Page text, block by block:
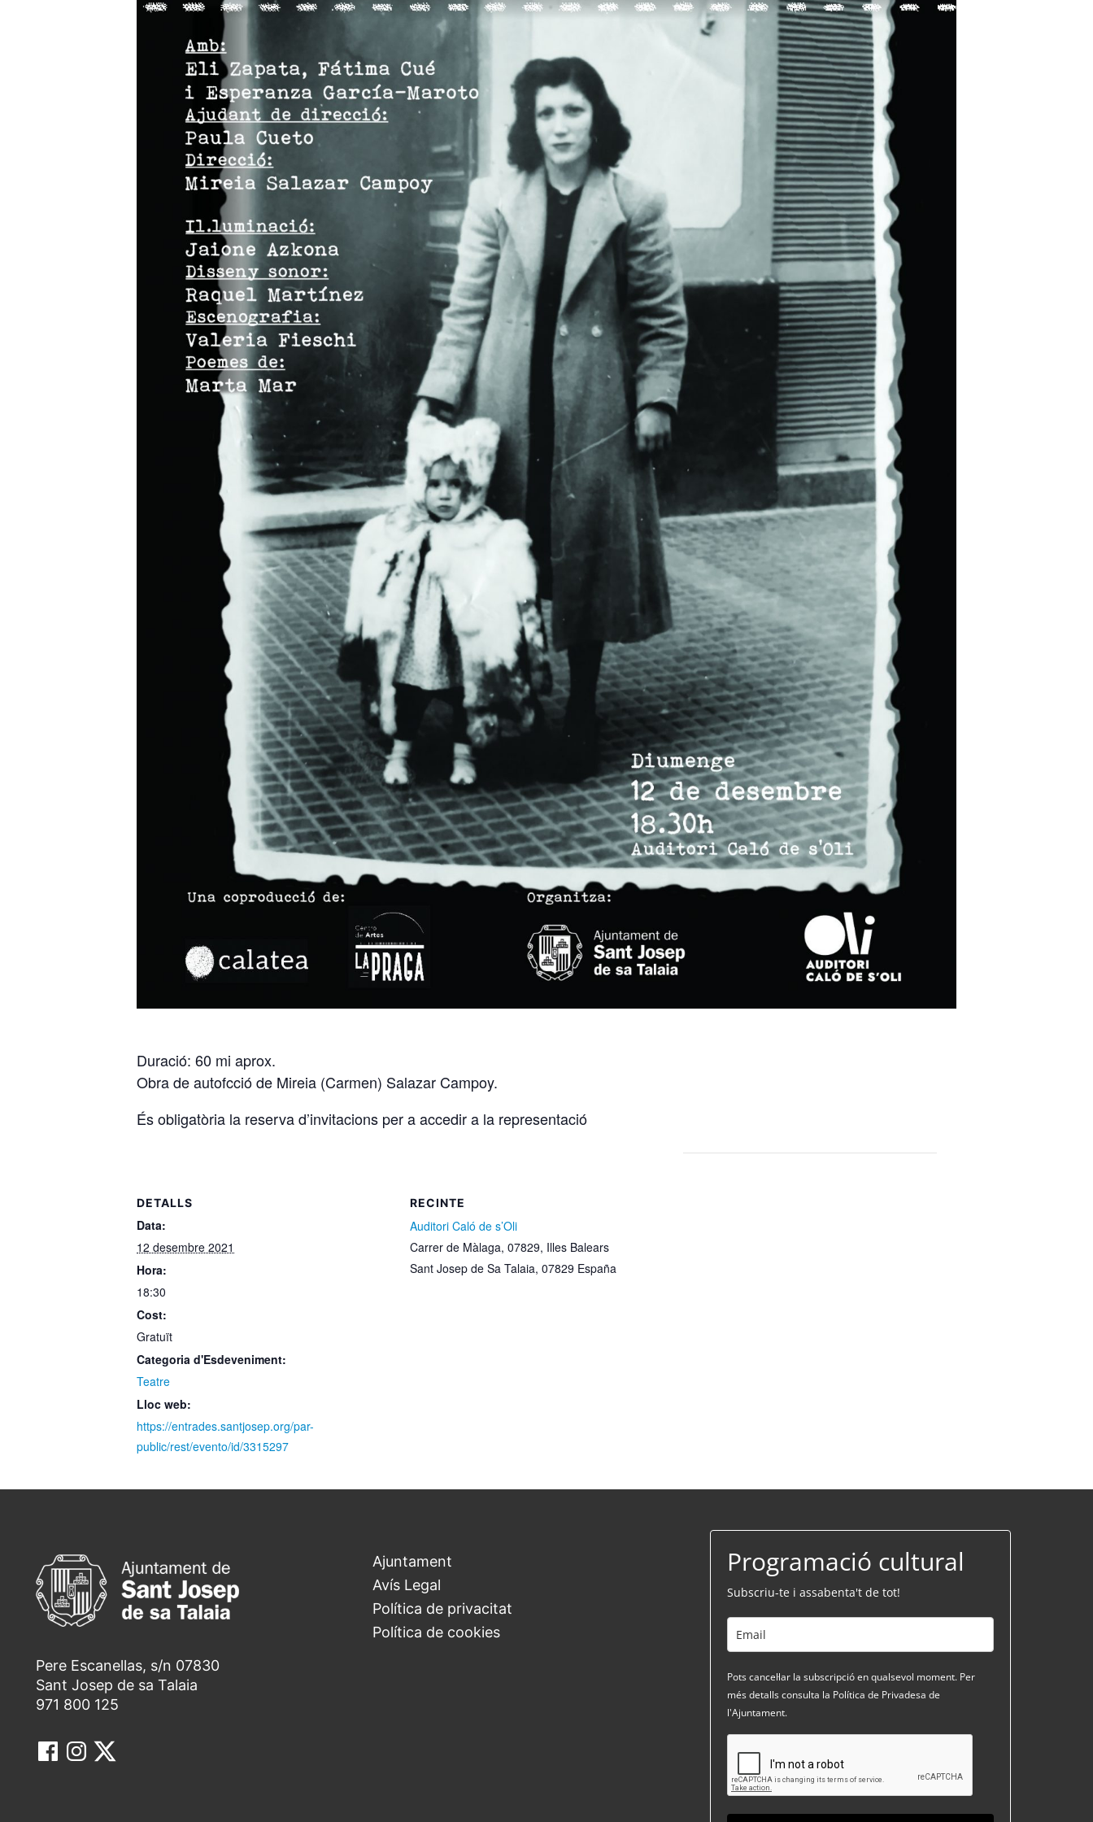
Duració: 60 mi aprox.
Obra de autofcció de Mireia (Carmen) Salazar Campoy.
És obligatòria la reserva d’invitacions per a accedir a la representació
DETALLS
Data:
12 desembre 2021
Hora:
18:30
Cost:
Gratuït
Categoria d'Esdeveniment:
Teatre
Lloc web:
https://entrades.santjosep.org/par-
public/rest/evento/id/3315297
RECINTE
Auditori Caló de s’Oli
Carrer de Màlaga, 07829, Illes Balears
Sant Josep de Sa Talaia, 07829 España
Pere Escanellas, s/n 07830
Sant Josep de sa Talaia
971 800 125
Ajuntament
Avís Legal
Política de privacitat
Política de cookies
Programació cultural
Subscriu-te i assabenta't de tot!
Pots cancel·lar la subscripció en qualsevol moment. Per
més detalls consulta la Política de Privadesa de
l'Ajuntament.